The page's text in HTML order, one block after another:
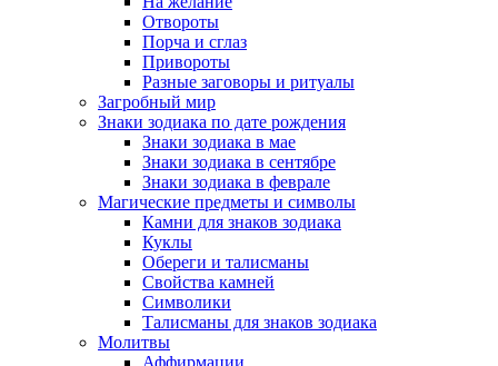
Отвороты
Порча и сглаз
Привороты
Разные заговоры и ритуалы
Загробный мир
Знаки зодиака по дате рождения
Знаки зодиака в мае
Знаки зодиака в сентябре
Знаки зодиака в феврале
Магические предметы и символы
Камни для знаков зодиака
Куклы
Обереги и талисманы
Свойства камней
Символики
Талисманы для знаков зодиака
Молитвы
Аффирмации